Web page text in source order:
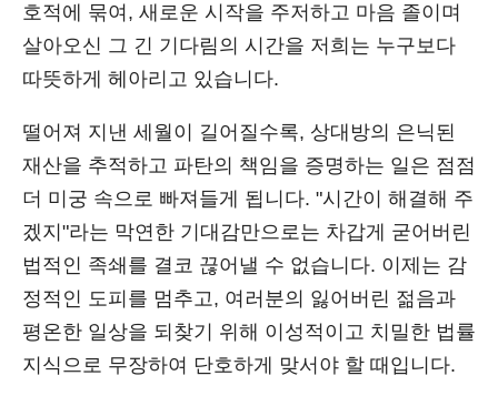
호적에 묶여, 새로운 시작을 주저하고 마음 졸이며
살아오신 그 긴 기다림의 시간을 저희는 누구보다
따뜻하게 헤아리고 있습니다.
떨어져 지낸 세월이 길어질수록, 상대방의 은닉된
재산을 추적하고 파탄의 책임을 증명하는 일은 점점
더 미궁 속으로 빠져들게 됩니다. "시간이 해결해 주
겠지"라는 막연한 기대감만으로는 차갑게 굳어버린
법적인 족쇄를 결코 끊어낼 수 없습니다. 이제는 감
정적인 도피를 멈추고, 여러분의 잃어버린 젊음과
평온한 일상을 되찾기 위해 이성적이고 치밀한 법률
지식으로 무장하여 단호하게 맞서야 할 때입니다.